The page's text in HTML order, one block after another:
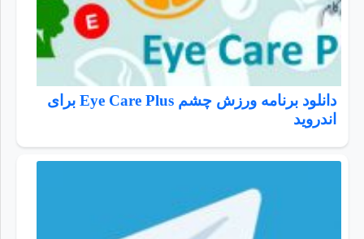
دانلود برنامه ورزش چشم Eye Care Plus برای
اندروید